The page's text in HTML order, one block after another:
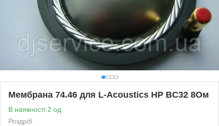
Мембрана 74.46 для L-Acoustics HP BC32 8Ом
В наявності 2 од.
Роздріб